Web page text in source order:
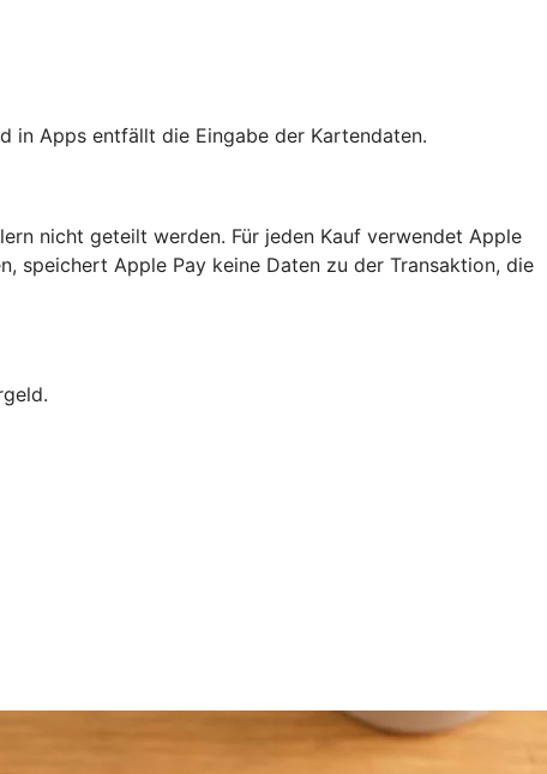
in Apps entfällt die Eingabe der Kartendaten.
nicht geteilt werden. Für jeden Kauf verwendet Apple
speichert Apple Pay keine Daten zu der Transaktion, die